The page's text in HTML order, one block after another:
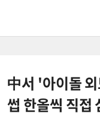
中서 '아이돌
썹 한올씩 직접